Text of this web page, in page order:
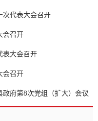
次代表大会召开
会召开
表大会召开
会召开
府第8次党组（扩大）会议